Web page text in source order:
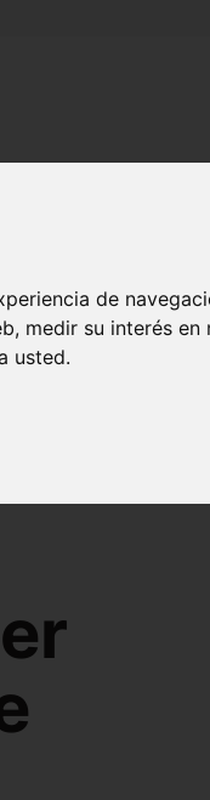
de
, medir su interés
usted.